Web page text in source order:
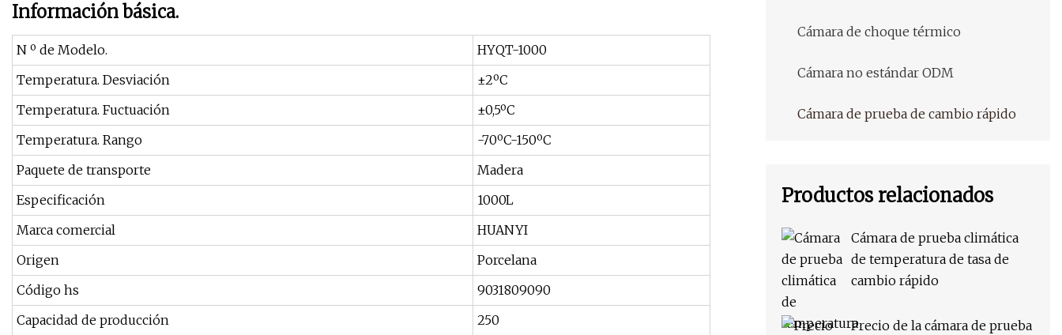
Información básica.
N º de Modelo.
HYQT-1000
Temperatura. Desviación
±2ºC
Temperatura. Fuctuación
±0,5ºC
Temperatura. Rango
-70ºC-150ºC
Paquete de transporte
Madera
Especificación
1000L
Marca comercial
HUANYI
Origen
Porcelana
Código hs
9031809090
Capacidad de producción
250
Cámara de choque térmico
Cámara no estándar ODM
Cámara de prueba de cambio rápido
Productos relacionados
Cámara de prueba climática
de temperatura de tasa de
cambio rápido
Precio de la cámara de prueba